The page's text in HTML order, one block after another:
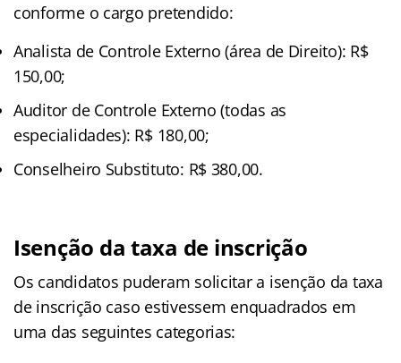
conforme o cargo pretendido:
Analista de Controle Externo (área de Direito): R$
150,00;
Auditor de Controle Externo (todas as
especialidades): R$ 180,00;
Conselheiro Substituto: R$ 380,00.
Isenção da taxa de inscrição
Os candidatos puderam solicitar a isenção da taxa
de inscrição caso estivessem enquadrados em
uma das seguintes categorias: